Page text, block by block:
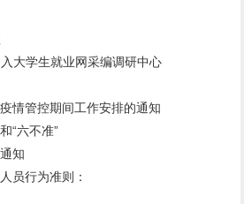
大学生就业网采编调研中心
情管控期间工作安排的通知
“六不准”
知
员行为准则：